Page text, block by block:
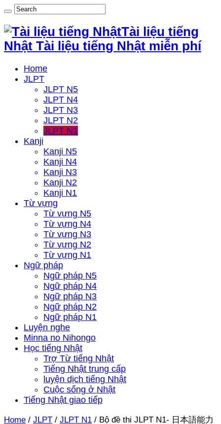
Tài liệu tiếng
Nhật Tài liệu tiếng Nhật miễn phí
Home
JLPT
JLPT N5
JLPT N4
JLPT N3
JLPT N2
JLPT N1
Kanji
Kanji N5
Kanji N4
Kanji N3
Kanji N2
Kanji N1
Từ vựng
Từ vựng N5
Từ vựng N4
Từ vựng N3
Từ vựng N2
Từ vựng N1
Ngữ pháp
Ngữ pháp N5
Ngữ pháp N4
Ngữ pháp N3
Ngữ pháp N2
Ngữ pháp N1
Luyện nghe
Minna no Nihongo
Học tiếng Nhật
Trợ Từ tiếng Nhật
Tiếng Nhật trung cấp
luyện dịch tiếng Nhật
Cuộc sống ở Nhật
Tiếng Nhật giao tiếp
Home / JLPT / JLPT N1 / Bộ đề thi JLPT N1- 日本語能力